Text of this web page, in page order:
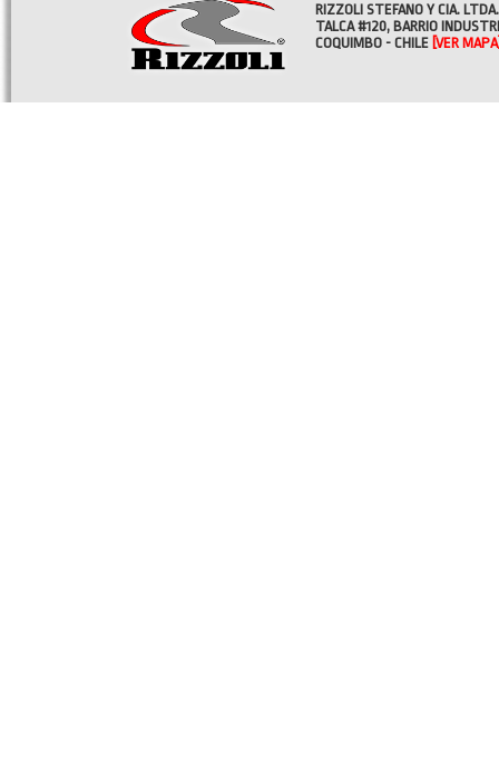
RIZZOLI STEFANO Y CIA. LTDA.
TALCA #120, BARRIO
COQUIMBO - CHILE [VER